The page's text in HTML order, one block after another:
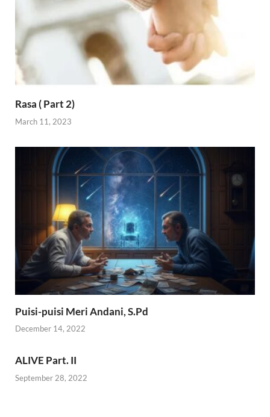
Rasa ( Part 2)
March 11, 2023
Puisi-puisi Meri Andani, S.Pd
December 14, 2022
ALIVE Part. II
September 28, 2022